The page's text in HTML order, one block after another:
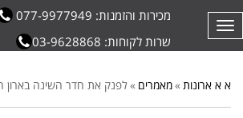
מכירות והזמנות: 077-9977949
שרות לקוחות: 03-9628868
תפריט
א א ארונות»מאמרים »לפנק את חדר השינה בארון